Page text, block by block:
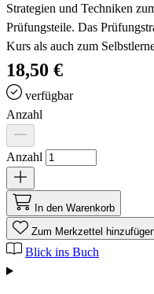
Strategien und Techniken
Prüfungsteile. Das
Kurs als auch zum
18,50 €
verfügbar
Anzahl
Anzahl
In den Warenkorb
Zum Merkzettel
Blick ins Buch